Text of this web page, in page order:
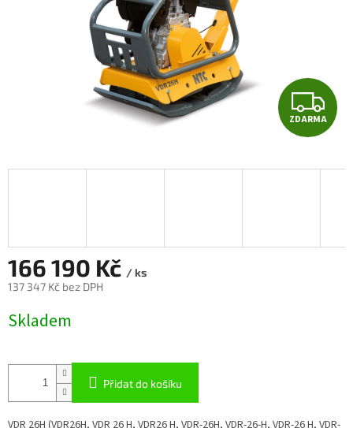
Z
D
A
ZDARMA
166 190 Kč / ks
137 347 Kč bez DPH
cena:
Skladem
Přidat do košíku